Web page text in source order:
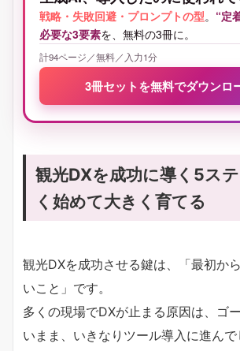
戦略・失敗回避・プロンプトの型。 “定
必要な3要素を、無料の3冊に。
計94ページ／無料／入力1分
3冊セットを無料でダウンロ
観光DXを成功に導く5ス
く始めて大きく育てる
観光DXを成功させる鍵は、「最初か
いこと」です。
多くの現場でDXが止まる原因は、ゴ
いまま、いきなりツール導入に進んで